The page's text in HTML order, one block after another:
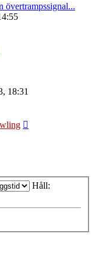
18:31
Håll: